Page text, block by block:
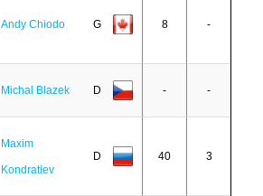
Andy Chiodo G 8 -
Michal Blazek D - -
Maxim
Kondratiev
D 40 3